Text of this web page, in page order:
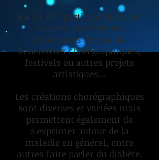
La Cie DPJ participe selon les
années, à différents
événements tel que des
Rencontres chorégraphiques,
festivals ou autres projets
artistiques…
Les créations chorégraphiques
sont diverses et variées mais
permettent également de
s'exprimer autour de la
maladie en général, entre
autres faire parler du diabète.